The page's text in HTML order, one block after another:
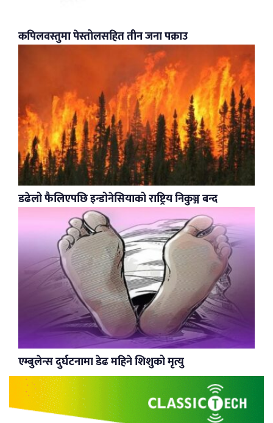
कपिलवस्तुमा पेस्तोलसहित तीन जना पक्राउ
डढेलो फैलिएपछि इन्डोनेसियाको राष्ट्रिय निकुञ्ज बन्द
एम्बुलेन्स दुर्घटनामा डेढ महिने शिशुको मृत्यु